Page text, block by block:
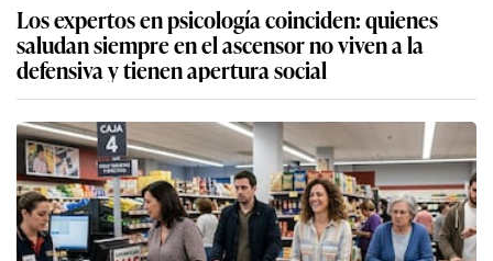
Los expertos en psicología coinciden: quienes
saludan siempre en el ascensor no viven a la
defensiva y tienen apertura social